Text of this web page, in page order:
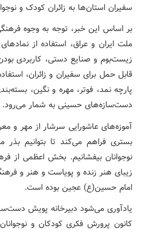
سفیران استان‌ها به زائران کودک و
بر اساس این خبر، توجه به وجوه
ملت ایران و عراق، استفاده از
زیست‌بوم و صنایع دستی، کاربردی
قابل حمل برای سفیران و زائران،
پارچه نمد، فوتر، مهره و نگین،
دست‌سازه‌های حسینی به شمار می‌رود.
آموزه‌های عاشورایی سرشار از مهر
بستری فراهم می‌کند تا بتوانیم
نوجوانان بیفشانیم. بخش اعظمی از
زیبای هنر زنده و پویاست و هنر و
امام حسین(ع) عجین بوده است.
یادآوری می‌شود دبیرخانه پویش
کانون پرورش فکری کودکان و